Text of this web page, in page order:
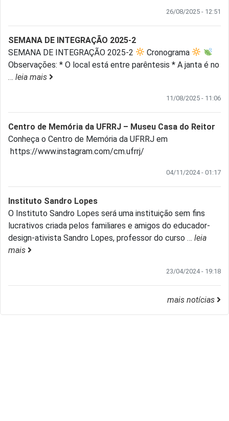
26/08/2025 - 12:51
SEMANA DE INTEGRAÇÃO 2025-2
SEMANA DE INTEGRAÇÃO 2025-2
Cronograma
Observações: * O local está entre parêntesis * A janta é no
… leia mais
11/08/2025 - 11:06
Centro de Memória da UFRRJ – Museu Casa do Reitor
Conheça o Centro de Memória da UFRRJ em
https://www.instagram.com/cm.ufrrj/
04/11/2024 - 01:17
Instituto Sandro Lopes
O Instituto Sandro Lopes será uma instituição sem fins
lucrativos criada pelos familiares e amigos do educador-
design-ativista Sandro Lopes, professor do curso … leia
mais
23/04/2024 - 19:18
mais notícias